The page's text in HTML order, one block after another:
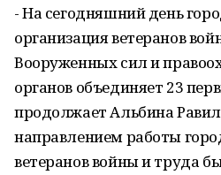
- На сегодняшний день
организация ветеранов
Вооруженных сил и
органов объединяет 23
продолжает Альбина
направлением работы
ветеранов войны и труда